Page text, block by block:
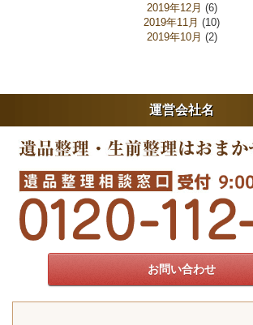
2019年12月 (6)
2019年11月 (10)
2019年10月 (2)
運営会社名
お問い合わせ